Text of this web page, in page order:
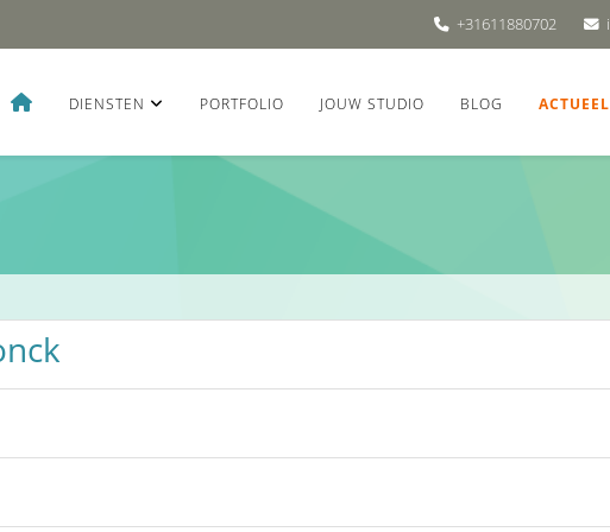
+31611880702
DIENSTEN PORTFOLIO JOUW STUDIO BLOG ACTUEEL